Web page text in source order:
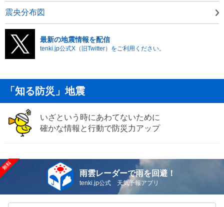
震央分布図
最新の地震情報を配信
tenki.jp公式X（旧Twitter）をご利用ください。
「知る防災」地震
いざという時にあわてないために
確かな情報と行動で防災力アップ
雨雲レーダーで雨を回避！
tenki.jp公式 天気予報アプリ